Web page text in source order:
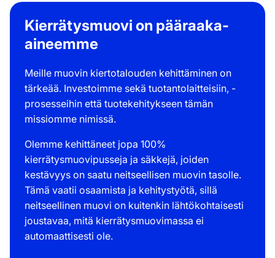
Kierrätysmuovi on pääraaka-
aineemme
Meille muovin kiertotalouden kehittäminen on
tärkeää. Investoimme sekä tuotantolaitteisiin, -
prosesseihin että tuotekehitykseen tämän
missiomme nimissä.
Olemme kehittäneet jopa 100%
kierrätysmuovipusseja ja säkkejä, joiden
kestävyys on saatu neitseellisen muovin tasolle.
Tämä vaatii osaamista ja kehitystyötä, sillä
neitseellinen muovi on kuitenkin lähtökohtaisesti
joustavaa, mitä kierrätysmuovimassa ei
automaattisesti ole.